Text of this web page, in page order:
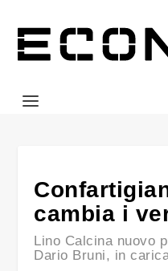
cambia i
Lino Calcina nuovo
Dario Bruni, in